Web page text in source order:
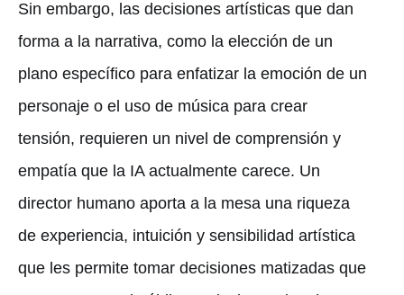
Sin embargo, las decisiones artísticas que dan
forma a la narrativa, como la elección de un
plano específico para enfatizar la emoción de un
personaje o el uso de música para crear
tensión, requieren un nivel de comprensión y
empatía que la IA actualmente carece. Un
director humano aporta a la mesa una riqueza
de experiencia, intuición y sensibilidad artística
que les permite tomar decisiones matizadas que